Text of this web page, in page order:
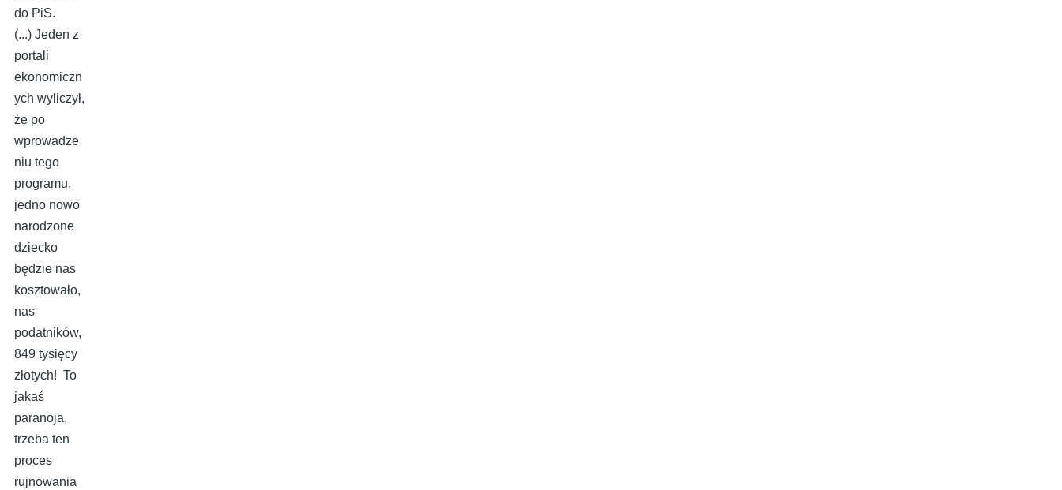
do PiS.
(...) Jeden z
portali
ekonomiczn
ych wyliczył,
że po
wprowadze
niu tego
programu,
jedno nowo
narodzone
dziecko
będzie nas
kosztowało,
nas
podatników,
849 tysięcy
złotych! To
jakaś
paranoja,
trzeba ten
proces
rujnowania